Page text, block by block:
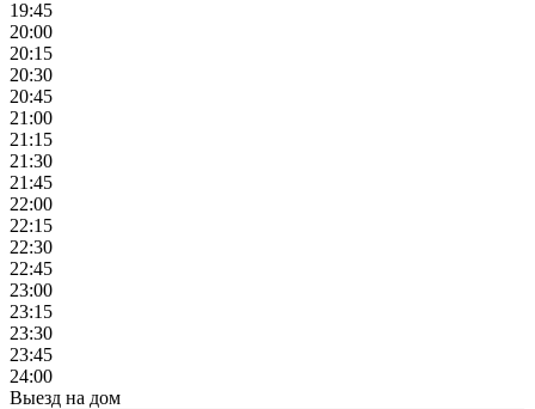
19:45
20:00
20:15
20:30
20:45
21:00
21:15
21:30
21:45
22:00
22:15
22:30
22:45
23:00
23:15
23:30
23:45
24:00
Выезд на дом